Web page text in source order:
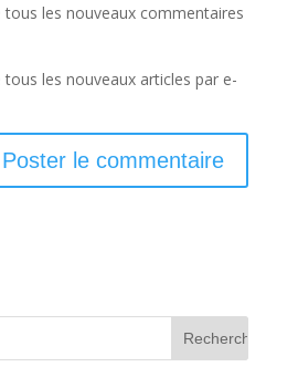
tous les nouveaux commentaires
les nouveaux articles par e-